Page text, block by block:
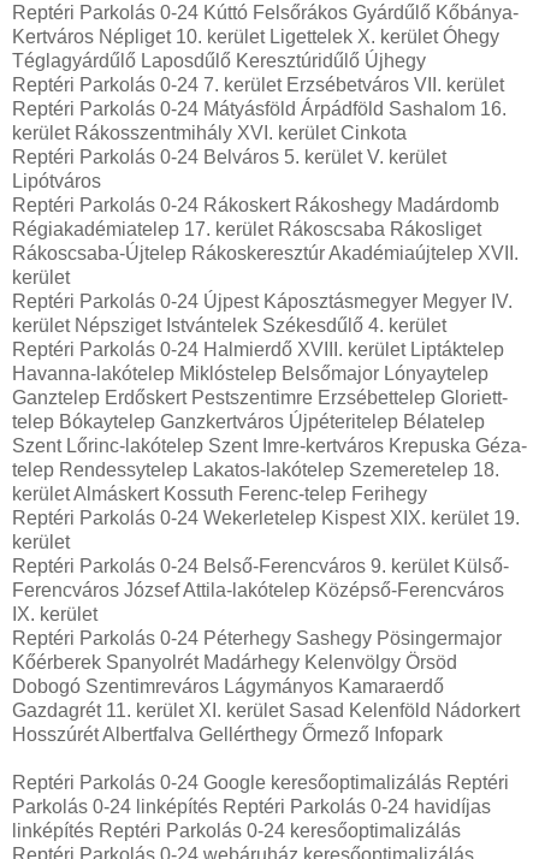
Reptéri Parkolás 0-24 Kúttó Felsőrákos Gyárdűlő Kőbánya-
Kertváros Népliget 10. kerület Ligettelek X. kerület Óhegy
Téglagyárdűlő Laposdűlő Keresztúridűlő Újhegy
Reptéri Parkolás 0-24 7. kerület Erzsébetváros VII. kerület
Reptéri Parkolás 0-24 Mátyásföld Árpádföld Sashalom 16.
kerület Rákosszentmihály XVI. kerület Cinkota
Reptéri Parkolás 0-24 Belváros 5. kerület V. kerület
Lipótváros
Reptéri Parkolás 0-24 Rákoskert Rákoshegy Madárdomb
Régiakadémiatelep 17. kerület Rákoscsaba Rákosliget
Rákoscsaba-Újtelep Rákoskeresztúr Akadémiaújtelep XVII.
kerület
Reptéri Parkolás 0-24 Újpest Káposztásmegyer Megyer IV.
kerület Népsziget Istvántelek Székesdűlő 4. kerület
Reptéri Parkolás 0-24 Halmierdő XVIII. kerület Liptáktelep
Havanna-lakótelep Miklóstelep Belsőmajor Lónyaytelep
Ganztelep Erdőskert Pestszentimre Erzsébettelep Gloriett-
telep Bókaytelep Ganzkertváros Újpéteritelep Bélatelep
Szent Lőrinc-lakótelep Szent Imre-kertváros Krepuska Géza-
telep Rendessytelep Lakatos-lakótelep Szemeretelep 18.
kerület Almáskert Kossuth Ferenc-telep Ferihegy
Reptéri Parkolás 0-24 Wekerletelep Kispest XIX. kerület 19.
kerület
Reptéri Parkolás 0-24 Belső-Ferencváros 9. kerület Külső-
Ferencváros József Attila-lakótelep Középső-Ferencváros
IX. kerület
Reptéri Parkolás 0-24 Péterhegy Sashegy Pösingermajor
Kőérberek Spanyolrét Madárhegy Kelenvölgy Örsöd
Dobogó Szentimreváros Lágymányos Kamaraerdő
Gazdagrét 11. kerület XI. kerület Sasad Kelenföld Nádorkert
Hosszúrét Albertfalva Gellérthegy Őrmező Infopark
Reptéri Parkolás 0-24 Google keresőoptimalizálás Reptéri
Parkolás 0-24 linképítés Reptéri Parkolás 0-24 havidíjas
linképítés Reptéri Parkolás 0-24 keresőoptimalizálás
Reptéri Parkolás 0-24 webáruház keresőoptimalizálás